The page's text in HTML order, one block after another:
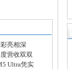
亮相深
营收双双
Ultra凭实